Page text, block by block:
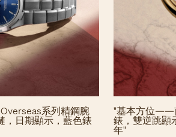
系列精鋼腕
，日期顯示，藍色錶
"基本方位——
錶，雙逆跳顯
年"